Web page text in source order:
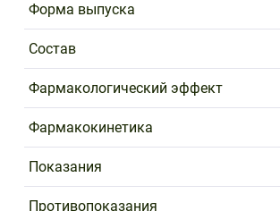
Форма выпуска
Состав
Фармакологический эффект
Фармакокинетика
Показания
Противопоказания